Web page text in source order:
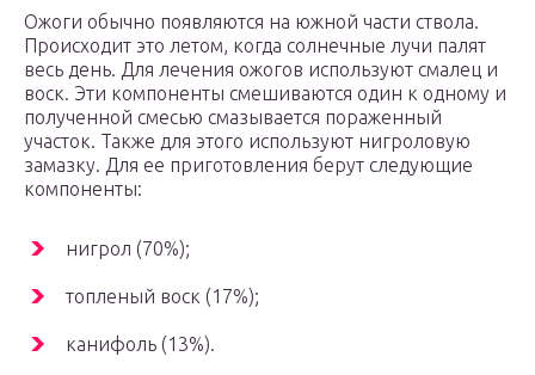
Ожоги обычно появляются на южной части ствола.
Происходит это летом, когда солнечные лучи палят
весь день. Для лечения ожогов используют смалец и
воск. Эти компоненты смешиваются один к одному и
полученной смесью смазывается пораженный
участок. Также для этого используют нигроловую
замазку. Для ее приготовления берут следующие
компоненты:
нигрол (70%);
топленый воск (17%);
канифоль (13%).